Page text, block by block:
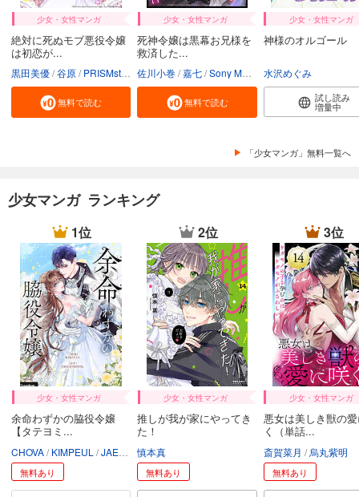
少女・女性マンガ
絶対に死ぬモブ悪役令嬢
は初恋が...
黒田美優 谷原 PRISMstudio Sony Music Entertainment（Japan） Inc.
無料で読む
少女・女性マンガ
死神令嬢は黒幕お兄様を
救済した...
佐川小巻 嘉七 Sony Music Entertainment（Japan） Inc./PRISMstudio
無料で読む
少女・女性マンガ
神様のオルゴール
水沢めぐみ
試し読み
増量中
「少女マンガ」無料一覧へ
少女マンガ ランキング
1位
少女・女性マンガ
余命わずかの脇役令嬢
【タテヨミ...
CHOVA KIMPEUL JAEUNHYANG
無料あり
2位
少女・女性マンガ
推しが我が家にやってき
た！
慎本真
無料あり
3位
少女・女性マンガ
悪女は美しき獣の
く（単話...
斎賀菜月 烏丸紫明
無料あり